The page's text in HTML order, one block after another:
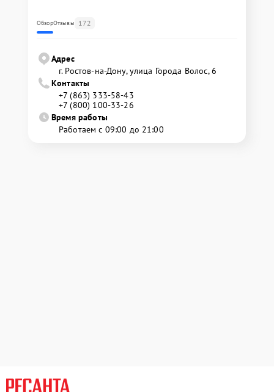
ОбзорОтзывы 172
Адрес
г. Ростов-на-Дону, улица Города Волос, 6
Контакты
+7 (863) 333-58-43
+7 (800) 100-33-26
Время работы
Работаем с 09:00 до 21:00